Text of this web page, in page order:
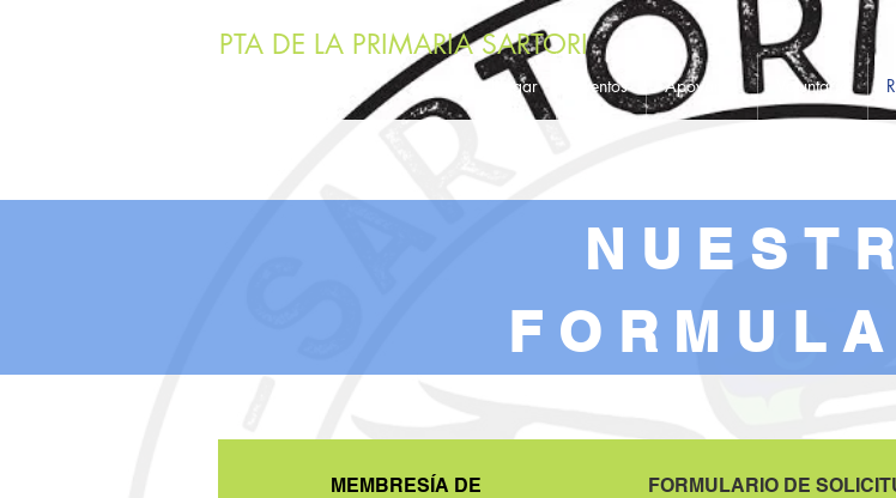
PTA DE LA PRIMARIA SARTORI
Hogar Eventos Apoyanos Voluntario
MEMBRESÍA DE
FORMULARIO DE